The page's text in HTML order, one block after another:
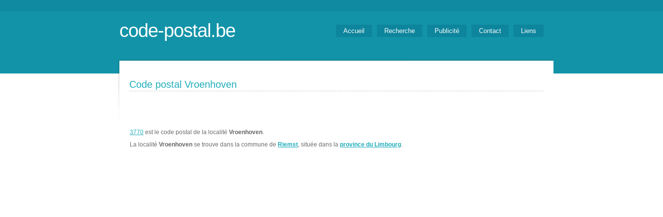
code-postal.be Accueil Recherche Publicité Contact Liens
Code postal Vroenhoven
3770 est le code postal de la localité Vroenhoven.
La localité Vroenhoven se trouve dans la commune de Riemst, située dans la province du Limbourg.